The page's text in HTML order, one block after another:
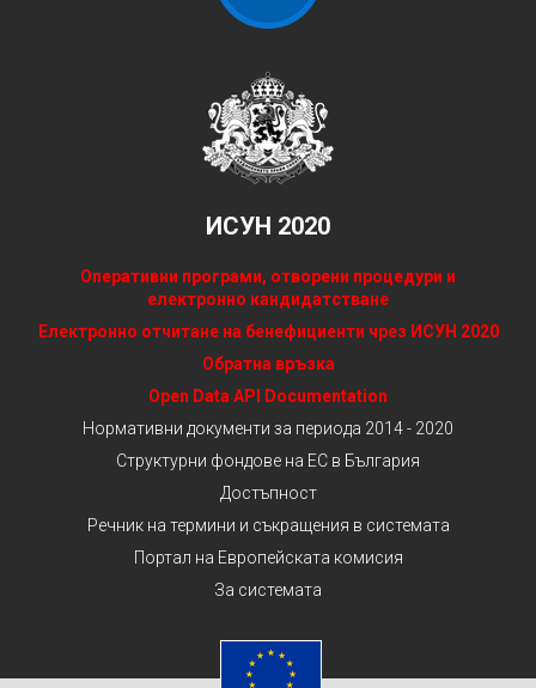
ИСУН 2020
Оперативни програми, отворени процедури и
електронно кандидатстване
Електронно отчитане на бенефициенти чрез ИСУН 2020
Обратна връзка
Open Data API Documentation
Нормативни документи за периода 2014 - 2020
Структурни фондове на ЕС в България
Достъпност
Речник на термини и съкращения в системата
Портал на Европейската комисия
За системата